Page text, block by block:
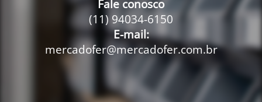
Fale conosco
(11) 94034-6150
E-mail:
mercadofer@mercadofer.com.br